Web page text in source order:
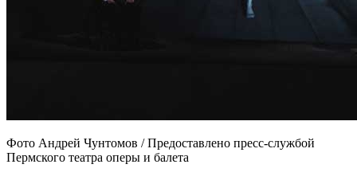
Фото Андрей Чунтомов / Предоставлено пресс-службой
Пермского театра оперы и балета